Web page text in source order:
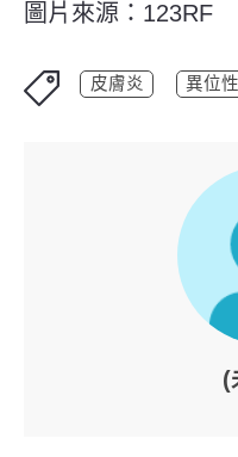
圖片來源：123RF
皮膚炎 異位
(